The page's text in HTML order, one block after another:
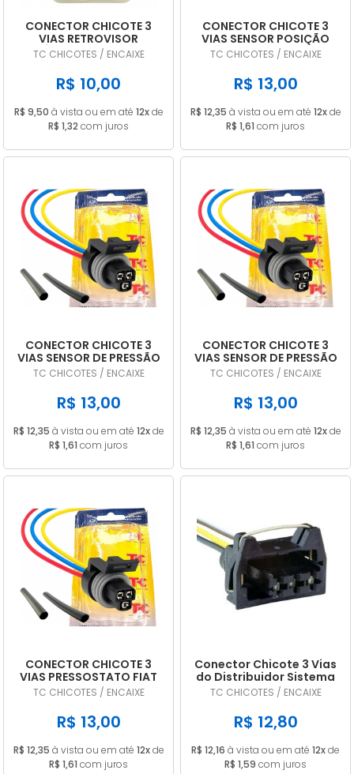
CONECTOR CHICOTE 3
VIAS RETROVISOR
ELÉTRICO UNIVERSAL
TC01070
TC CHICOTES / ENCAIXE
R$ 10,00
R$ 9,50 à vista ou em até 12xde
R$ 1,32 com juros
CONECTOR CHICOTE 3
VIAS SENSOR POSIÇÃO
BORBOLETA TPS GM EFI /
MPFI TC01029
TC CHICOTES / ENCAIXE
R$ 13,00
R$ 12,35 à vista ou em até 12xde
R$ 1,61 com juros
CONECTOR CHICOTE 3
VIAS SENSOR DE PRESSÃO
ÓLEO VW
CONSTELLATION MWM
TC01029
TC CHICOTES / ENCAIXE
R$ 13,00
R$ 12,35 à vista ou em até 12xde
R$ 1,61 com juros
CONECTOR CHICOTE 3
VIAS SENSOR DE PRESSÃO
DO AR VW DAF YALE
HYSTER GM TC01029
TC CHICOTES / ENCAIXE
R$ 13,00
R$ 12,35 à vista ou em até 12xde
R$ 1,61 com juros
CONECTOR CHICOTE 3
VIAS PRESSOSTATO FIAT
GM VW FORD RENAULT
TC01029
TC CHICOTES / ENCAIXE
R$ 13,00
R$ 12,35 à vista ou em até 12xde
R$ 1,61 com juros
Conector Chicote 3 Vias
do Distribuidor Sistema
Hall VW Fiat Ford
TC CHICOTES / ENCAIXE
R$ 12,80
R$ 12,16 à vista ou em até 12xde
R$ 1,59 com juros